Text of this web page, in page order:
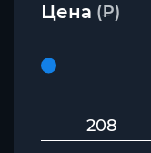
Цена (₽)